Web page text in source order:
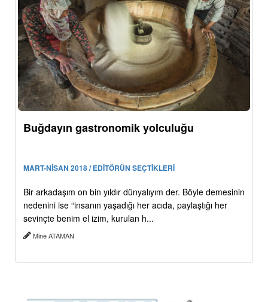
Buğdayın gastronomik yolculuğu
MART-NİSAN 2018 / EDİTÖRÜN SEÇTİKLERİ
Bir arkadaşım on bin yıldır dünyalıyım der. Böyle demesinin
nedenini ise “insanın yaşadığı her acıda, paylaştığı her
sevinçte benim el izim, kurulan h...
Mine ATAMAN